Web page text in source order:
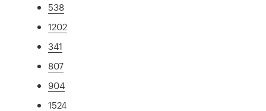
538
1202
341
807
904
1524